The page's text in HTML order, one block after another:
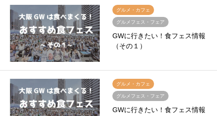
グルメ・カフェ
グルメフェス・フェア
GWに行きたい！食フェス情報
（その１）
グルメ・カフェ
グルメフェス・フェア
GWに行きたい！食フェス情報